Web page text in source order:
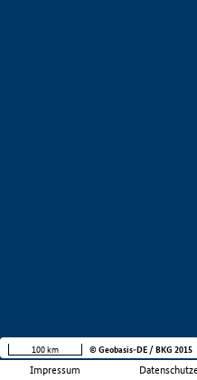
Impressum
100 km © Geobasis-DE / BKG 2015